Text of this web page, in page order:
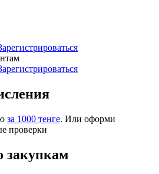
за 1000 тенге. Или оформи
проверки
закупкам